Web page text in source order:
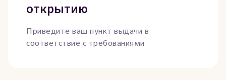
открытию
Приведите ваш пункт выдачи в
соответствие с требованиями